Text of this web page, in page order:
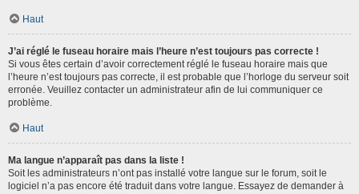
Haut
J’ai réglé le fuseau horaire mais l’heure n’est toujours pas correcte !
Si vous êtes certain d’avoir correctement réglé le fuseau horaire mais que
l’heure n’est toujours pas correcte, il est probable que l’horloge du serveur soit
erronée. Veuillez contacter un administrateur afin de lui communiquer ce
problème.
Haut
Ma langue n’apparaît pas dans la liste !
Soit les administrateurs n’ont pas installé votre langue sur le forum, soit le
logiciel n’a pas encore été traduit dans votre langue. Essayez de demander à